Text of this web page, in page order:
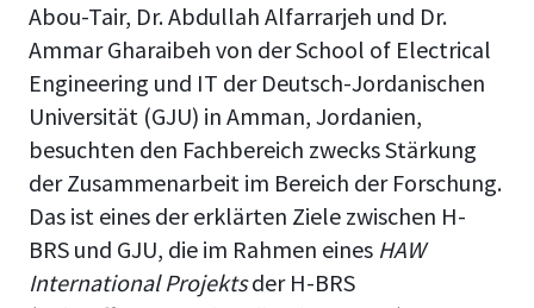
Abou-Tair, Dr. Abdullah Alfarrarjeh und Dr.
Ammar Gharaibeh von der School of Electrical
Engineering und IT der Deutsch-Jordanischen
Universität (GJU) in Amman, Jordanien,
besuchten den Fachbereich zwecks Stärkung
der Zusammenarbeit im Bereich der Forschung.
Das ist eines der erklärten Ziele zwischen H-
BRS und GJU, die im Rahmen eines HAW
International Projektsder H-BRS